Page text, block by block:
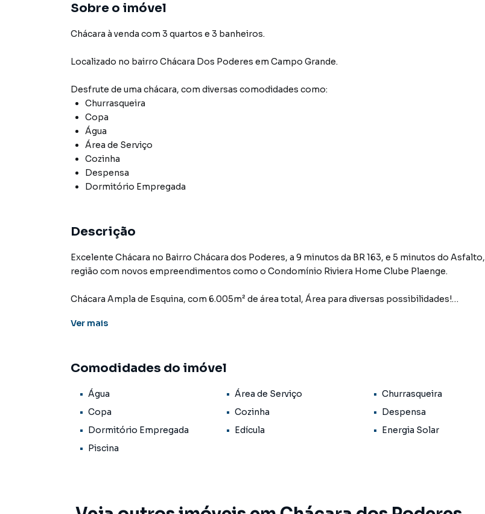
Sobre o imóvel
Chácara à venda com 3 quartos e 3 banheiros.
Localizado no bairro Chácara Dos Poderes em Campo Grande.
Desfrute de uma chácara, com diversas comodidades como:
Churrasqueira
Copa
Água
Área de Serviço
Cozinha
Despensa
Dormitório Empregada
Descrição
Excelente Chácara no Bairro Chácara dos Poderes, a 9 minutos da BR 163, e 5 minutos do Asfalto,
região com novos empreendimentos como o Condomínio Riviera Home Clube Plaenge.
Chácara Ampla de Esquina, com 6.005m² de área total, Área para diversas possibilidades!
Área construída com: 268,16m²
- Casa sede:
Banheiro Social;
Sala;
Cozinha;
Cozinha Externa Caipira com Fogão a Lenha
Piscina de 9mx4m
Ver mais
Comodidades do imóvel
Água Área de Serviço
Churrasqueira
Copa
Cozinha
Despensa
Dormitório Empregada
Edícula
Energia Solar
Piscina